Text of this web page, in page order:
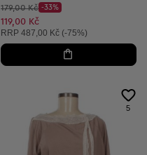
Původní cena:
179,00 Kč
Discount Price:
-33%
Snížená cena:
119,00 Kč
Doporučená cena:
RRP 487,00 Kč (-75%)
5